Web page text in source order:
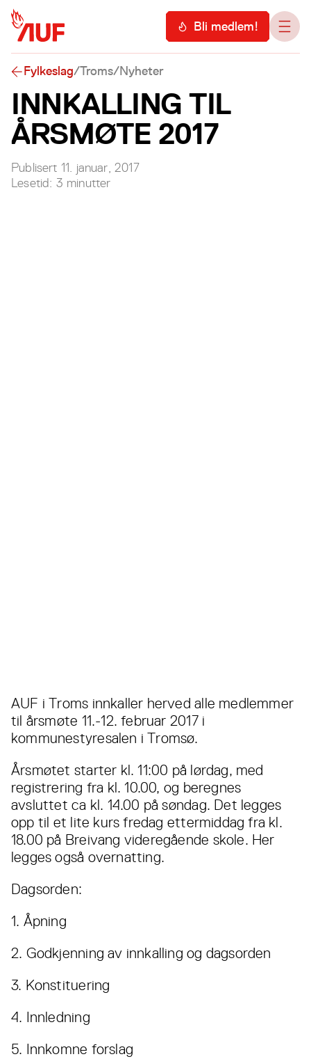
Hopp til hovedinnhold MenyBli medlem!
Fylkeslag/Troms/Nyheter
INNKALLING TIL
ÅRSMØTE 2017
Publisert 11. januar, 2017
Lesetid: 3 minutter
AUF i Troms innkaller herved alle medlemmer
til årsmøte 11.-12. februar 2017 i
kommunestyresalen i Tromsø.
Årsmøtet starter kl. 11:00 på lørdag, med
registrering fra kl. 10.00, og beregnes
avsluttet ca kl. 14.00 på søndag. Det legges
opp til et lite kurs fredag ettermiddag fra kl.
18.00 på Breivang videregående skole. Her
legges også overnatting.
Dagsorden:
1. Åpning
2. Godkjenning av innkalling og dagsorden
3. Konstituering
4. Innledning
5. Innkomne forslag